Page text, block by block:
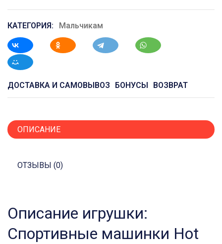
КАТЕГОРИЯ: Мальчикам
ДОСТАВКА И САМОВЫВОЗ БОНУСЫ ВОЗВРАТ
ОПИСАНИЕ
ОТЗЫВЫ (0)
Описание игрушки:
Спортивные машинки Hot